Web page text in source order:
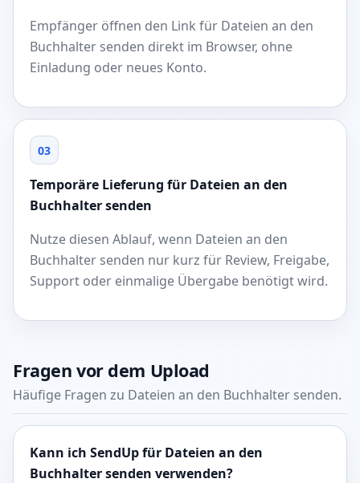
Empfänger öffnen den Link für Dateien an den
Buchhalter senden direkt im Browser, ohne
Einladung oder neues Konto.
03
Temporäre Lieferung für Dateien an den
Buchhalter senden
Nutze diesen Ablauf, wenn Dateien an den
Buchhalter senden nur kurz für Review, Freigabe,
Support oder einmalige Übergabe benötigt wird.
Fragen vor dem Upload
Häufige Fragen zu Dateien an den Buchhalter senden.
Kann ich SendUp für Dateien an den
Buchhalter senden verwenden?